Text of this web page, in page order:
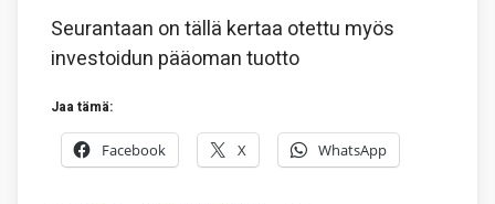
Seurantaan on tällä kertaa otettu myös
investoidun pääoman tuotto
Jaa tämä:
Facebook X WhatsApp